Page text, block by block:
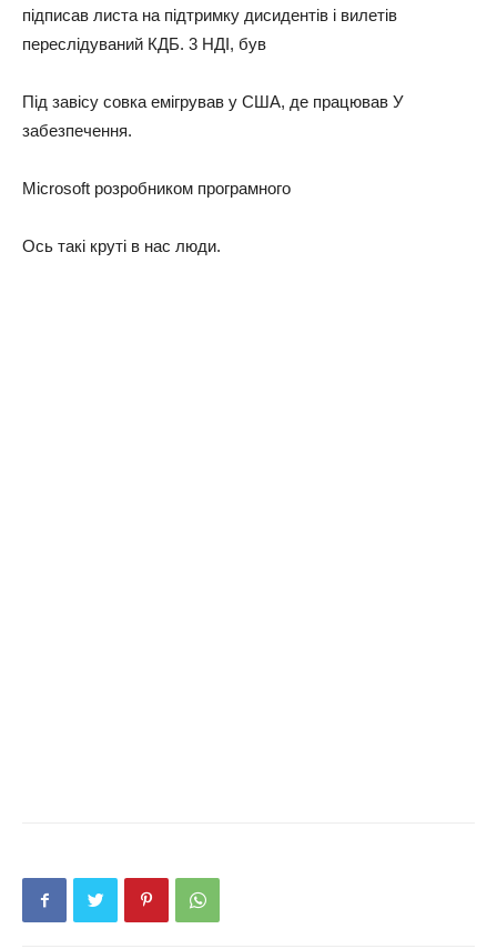
підписав листа на підтримку дисидентів i вилетів
переслідуваний КДБ. 3 НДІ, був
Під завісу совка емігрував у США, де працював У
забезпечення.
Microsoft розробником програмного
Ось такі круті в нас люди.